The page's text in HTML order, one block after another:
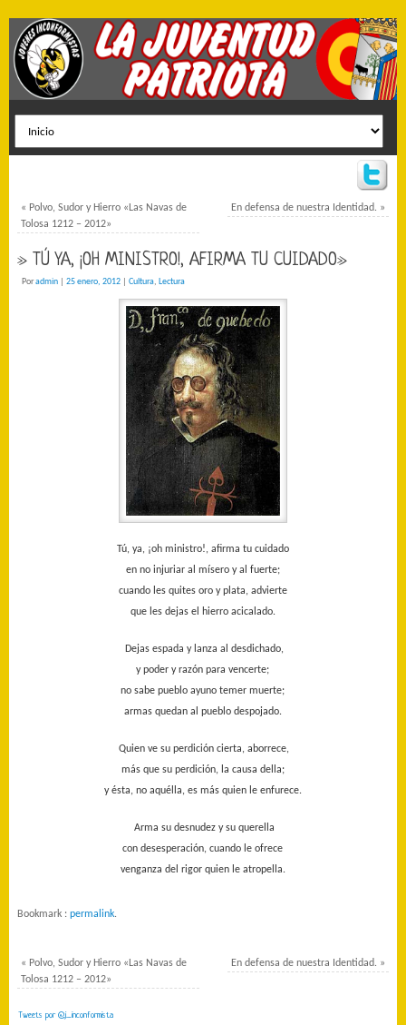
« Polvo, Sudor y Hierro «Las Navas de
Tolosa 1212 – 2012»
En defensa de nuestra Identidad. »
» TÚ YA, ¡OH MINISTRO!, AFIRMA TU CUIDADO»
Poradmin 25 enero, 2012 Cultura, Lectura
Tú, ya, ¡oh ministro!, afirma tu cuidado
en no injuriar al mísero y al fuerte;
cuando les quites oro y plata, advierte
que les dejas el hierro acicalado.
Dejas espada y lanza al desdichado,
y poder y razón para vencerte;
no sabe pueblo ayuno temer muerte;
armas quedan al pueblo despojado.
Quien ve su perdición cierta, aborrece,
más que su perdición, la causa della;
y ésta, no aquélla, es más quien le enfurece.
Arma su desnudez y su querella
con desesperación, cuando le ofrece
venganza del rigor quien le atropella.
Bookmark : permalink.
« Polvo, Sudor y Hierro «Las Navas de
Tolosa 1212 – 2012»
En defensa de nuestra Identidad. »
Tweets por @j_inconformista